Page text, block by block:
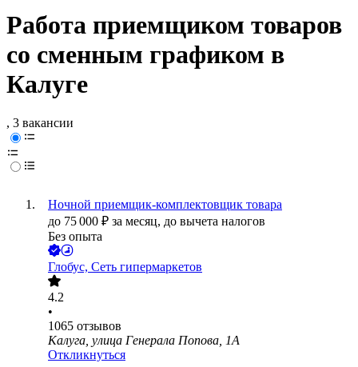
Работа приемщиком товаров
со сменным графиком в
Калуге
, 3 вакансии
Ночной приемщик-комплектовщик товара
до 75 000 ₽ за месяц, до вычета налогов
Без опыта
Глобус, Сеть гипермаркетов
4.2
•
1065 отзывов
Калуга, улица Генерала Попова, 1А
Откликнуться